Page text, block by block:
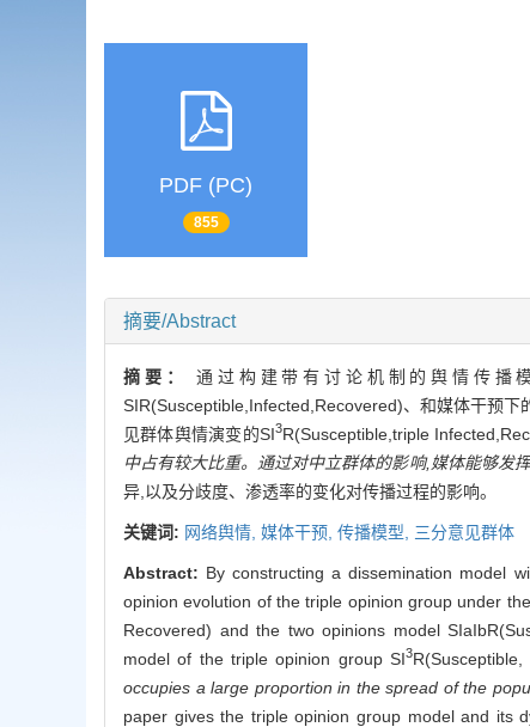
PDF (PC)
855
摘要/Abstract
摘要：通过构建带有讨论机制的舆情传播
SIR(Susceptible,Infected,Recovered)、和媒体干预
见群体舆情演变的SI3R(Susceptible,triple
中占有较大比重。通过对中立群体的影响,媒体能够发
异,以及分歧度、渗透率的变化对传播过程的影响。
关键词: 网络舆情, 媒体干预, 传播模型, 三分意见群体
Abstract: By constructing a dissemination model
opinion evolution of the triple opinion group under
Recovered) and the two opinions model
model of the triple opinion group SI3
occupies a large proportion in the spread of the
paper gives the triple opinion group model and its